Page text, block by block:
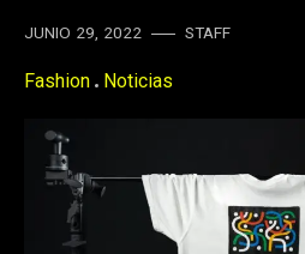
JUNIO 29, 2022 STAFF
Fashion Noticias